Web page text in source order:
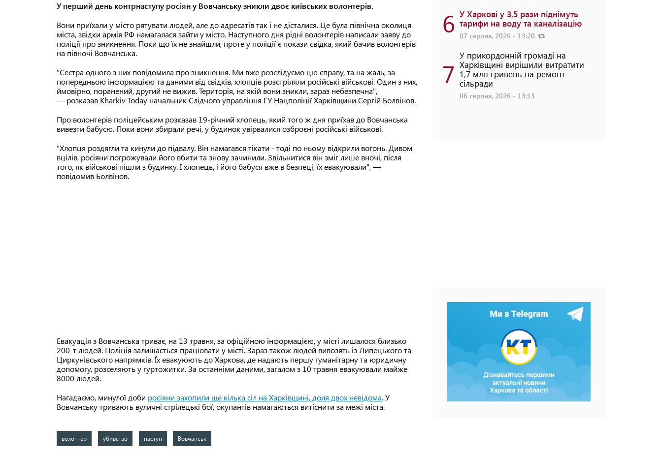
У перший день контрнаступу росіян у Вовчанську зникли двоє київських волонтерів.
Вони приїхали у місто рятувати людей, але до адресатів так і не дісталися. Це була північна околиця
міста, звідки армія РФ намагалася зайти у місто. Наступного дня рідні волонтерів написали заяву до
поліції про зникнення. Поки що їх не знайшли, проте у поліції є покази свідка, який бачив волонтерів
на півночі Вовчанська.
"Сестра одного з них повідомила про зникнення. Ми вже розслідуємо цю справу, та на жаль, за
попередньою інформацією та даними від свідків, хлопців розстріляли російські військові. Один з них,
ймовірно, поранений, другий не вижив. Територія, на якій вони зникли, зараз небезпечна",
— розказав Kharkiv Today начальник Слідчого управління ГУ Нацполіції Харківщини Сергій Болвінов.
Про волонтерів поліцейським розказав 19-річний хлопець, який того ж дня приїхав до Вовчанська
вивезти бабусю. Поки вони збирали речі, у будинок увірвалися озброєні російські військові.
"Хлопця роздягли та кинули до підвалу. Він намагався тікати - тоді по ньому відкрили вогонь. Дивом
вцілів, росіяни погрожували його вбити та знову зачинили. Звільнитися він зміг лише вночі, після
того, як військові пішли з будинку. І хлопець, і його бабуся вже в безпеці, їх евакуювали", —
повідомив Болвінов.
Евакуація з Вовчанська триває, на 13 травня, за офіційною інформацією, у місті лишалося близько
200-т людей. Поліція залишається працювати у місті. Зараз також людей вивозять із Липецького та
Циркунівського напрямків. Їх евакуюють до Харкова, де надають першу гуманітарну та юридичну
допомогу, розселяють у гуртожитки. За останніми даними, загалом з 10 травня евакуювали майже
8000 людей.
Нагадаємо, минулої доби росіяни захопили ще кілька сіл на Харківщині, доля двох невідома. У
Вовчанську тривають вуличні стрілецькі бої, окупантів намагаються витіснити за межі міста.
волонтер убивство наступ Вовчанськ
6 У Харкові у 3,5 рази піднімуть
тарифи на воду та каналізацію
07 серпня, 2026 - 13:20
7
У прикордонній громаді на
Харківщині вирішили витратити
1,7 млн гривень на ремонт
сільради
06 серпня, 2026 - 13:13